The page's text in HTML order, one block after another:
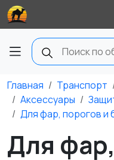
Главная Транспорт
Аксессуары
Для фар, порогов и
Для